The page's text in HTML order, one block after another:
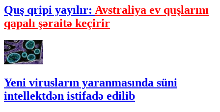
Quş qripi yayılır: Avstraliya ev quşlarını
qapalı şəraitə keçirir
Yeni virusların yaranmasında süni
intellektdən istifadə edilib